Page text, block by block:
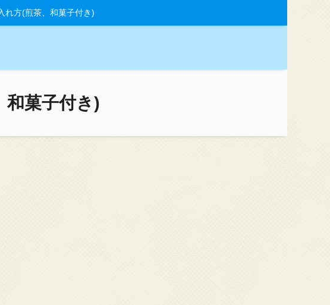
れ方(煎茶、和菓子付き)
和菓子付き)